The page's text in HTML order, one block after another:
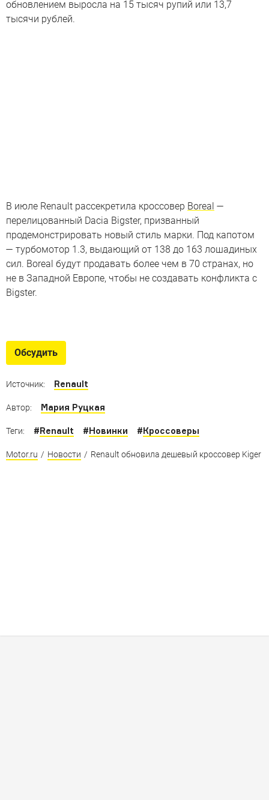
обновлением выросла на 15 тысяч рупий или 13,7
тысячи рублей.
В июле Renault рассекретила кроссовер Boreal —
перелицованный Dacia Bigster, призванный
продемонстрировать новый стиль марки. Под капотом
— турбомотор 1.3, выдающий от 138 до 163 лошадиных
сил. Boreal будут продавать более чем в 70 странах, но
не в Западной Европе, чтобы не создавать конфликта с
Bigster.
19 свежих SUV не из Китая. Ну, почти
Обсудить
Источник: Renault
Автор: Мария Руцкая
Теги: #Renault #Новинки #Кроссоверы
Motor.ru / Новости / Renault обновила дешевый кроссовер Kiger